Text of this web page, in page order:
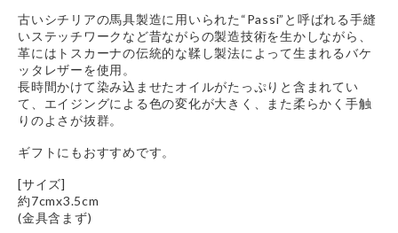
古いシチリアの馬具製造に用いられた“Passi”と呼ばれる手縫
いステッチワークなど昔ながらの製造技術を生かしながら、
革にはトスカーナの伝統的な鞣し製法によって生まれるバケ
ッタレザーを使用。
長時間かけて染み込ませたオイルがたっぷりと含まれてい
て、エイジングによる色の変化が大きく、また柔らかく手触
りのよさが抜群。
ギフトにもおすすめです。
[サイズ]
約7cmx3.5cm
(金具含まず)